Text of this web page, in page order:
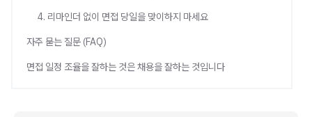
4. 리마인더 없이 면접 당일을 맞이하지 마세요
자주 묻는 질문 (FAQ)
면접 일정 조율을 잘하는 것은 채용을 잘하는 것입니다